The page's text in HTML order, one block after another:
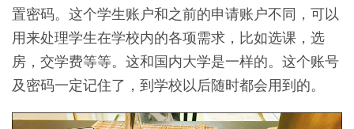
置密码。这个学生账户和之前的申请账户不同，可以
用来处理学生在学校内的各项需求，比如选课，选
房，交学费等等。这和国内大学是一样的。这个账号
及密码一定记住了，到学校以后随时都会用到的。